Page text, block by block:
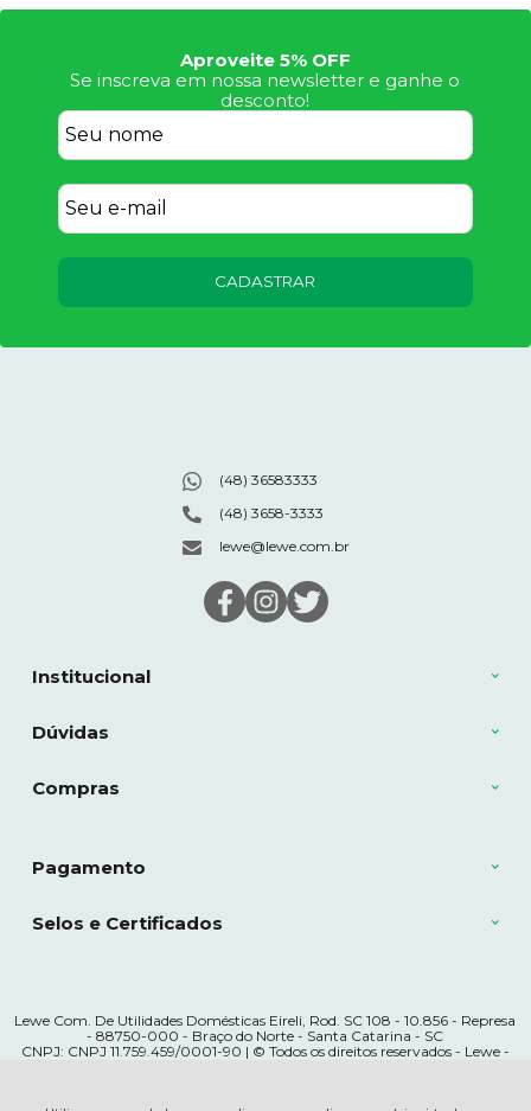
Aproveite 5% OFF
Se inscreva em nossa newsletter e ganhe o
desconto!
CADASTRAR
Institucional
Dúvidas
Compras
(48) 36583333
(48) 3658-3333
lewe@lewe.com.br
Pagamento
Selos e Certificados
Lewe Com. De Utilidades Domésticas Eireli, Rod. SC 108 - 10.856 - Represa
- 88750-000 - Braço do Norte - Santa Catarina - SC
CNPJ: CNPJ 11.759.459/0001-90 | © Todos os direitos reservados - Lewe -